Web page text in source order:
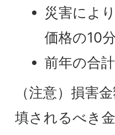
災害によ
価格の10
前年の合
（注意）損害
填されるべき